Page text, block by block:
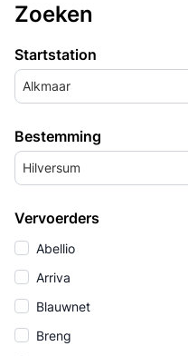
Zoeken
Startstation
Alkmaar
Bestemming
Hilversum
Vervoerders
Abellio
Arriva
Blauwnet
Breng